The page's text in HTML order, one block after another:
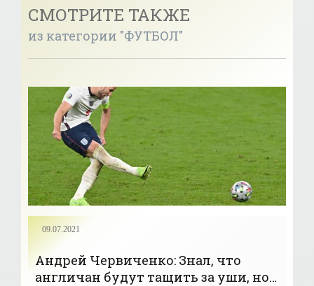
СМОТРИТЕ ТАКЖЕ
из категории "ФУТБОЛ"
09.07.2021
Андрей Червиченко: Знал, что
англичан будут тащить за уши, но